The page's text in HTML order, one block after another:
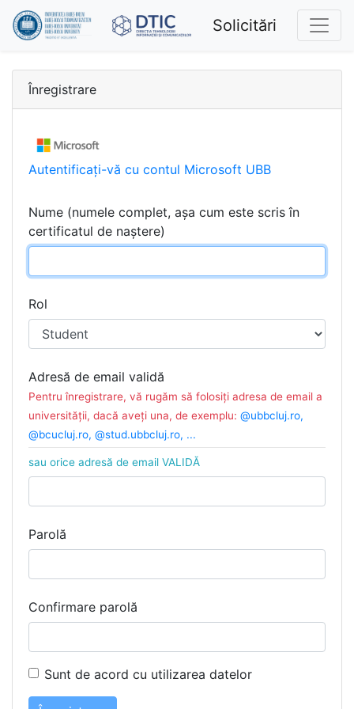
Solicitări
Înregistrare
Autentificați-vă cu contul Microsoft UBB
Nume (numele complet, așa cum este scris în
certificatul de naștere)
Rol
Adresă de email validă
Pentru înregistrare, vă rugăm să folosiți adresa de email a
universității, dacă aveți una, de exemplu: @ubbcluj.ro,
@bcucluj.ro, @stud.ubbcluj.ro, ...
sau orice adresă de email VALIDĂ
Parolă
Confirmare parolă
Sunt de acord cu utilizarea datelor